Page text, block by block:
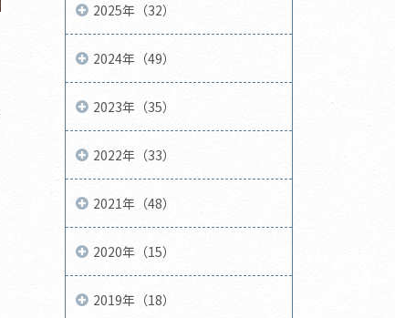
2025年（32）
2024年（49）
2023年（35）
2022年（33）
2021年（48）
2020年（15）
2019年（18）